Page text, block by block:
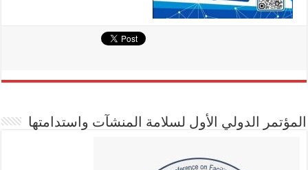
المؤتمر الدولي الأول لسلامة المنشآت واستدامتها